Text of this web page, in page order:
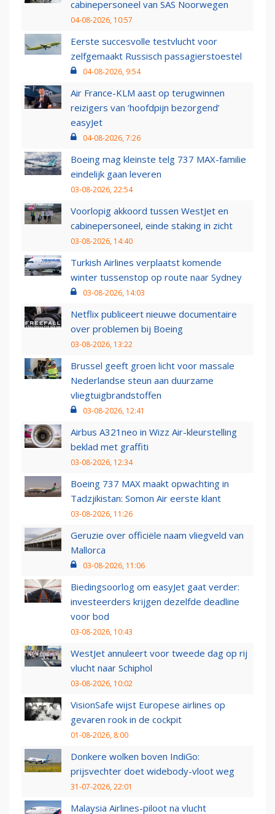
cabinepersoneel van SAS Noorwegen
04-08-2026, 10:57
Eerste succesvolle testvlucht voor
zelfgemaakt Russisch passagierstoestel
04-08-2026, 9:54
Air France-KLM aast op terugwinnen
reizigers van ‘hoofdpijn bezorgend’
easyJet
04-08-2026, 7:26
Boeing mag kleinste telg 737 MAX-familie
eindelijk gaan leveren
03-08-2026, 22:54
Voorlopig akkoord tussen WestJet en
cabinepersoneel, einde staking in zicht
03-08-2026, 14:40
Turkish Airlines verplaatst komende
winter tussenstop op route naar Sydney
03-08-2026, 14:03
Netflix publiceert nieuwe documentaire
over problemen bij Boeing
03-08-2026, 13:22
Brussel geeft groen licht voor massale
Nederlandse steun aan duurzame
vliegtuigbrandstoffen
03-08-2026, 12:41
Airbus A321neo in Wizz Air-kleurstelling
beklad met graffiti
03-08-2026, 12:34
Boeing 737 MAX maakt opwachting in
Tadzjikistan: Somon Air eerste klant
03-08-2026, 11:26
Geruzie over officiële naam vliegveld van
Mallorca
03-08-2026, 11:06
Biedingsoorlog om easyJet gaat verder:
investeerders krijgen dezelfde deadline
voor bod
03-08-2026, 10:43
WestJet annuleert voor tweede dag op rij
vlucht naar Schiphol
03-08-2026, 10:02
VisionSafe wijst Europese airlines op
gevaren rook in de cockpit
01-08-2026, 8:00
Donkere wolken boven IndiGo:
prijsvechter doet widebody-vloot weg
31-07-2026, 22:01
Malaysia Airlines-piloot na vlucht